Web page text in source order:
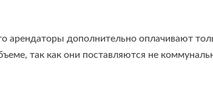
арендаторы дополнительно оплачивают
так как они поставляются не